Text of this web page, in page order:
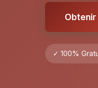
✓ 100%